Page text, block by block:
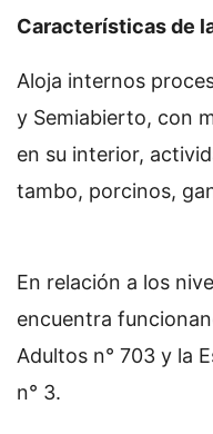
Características de
Aloja internos
y Semiabierto, con
en su interior,
tambo, porcinos,
En relación a los
encuentra
Adultos n° 703 y la
n° 3.